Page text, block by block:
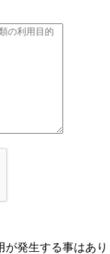
発生する事はあり